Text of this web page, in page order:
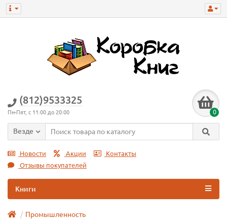
(812)9533325
Пн-Пят, с 11:00 до 20:00 0
Везде
Новости Акции
Контакты
Отзывы покупателей
Книги
Промышленность